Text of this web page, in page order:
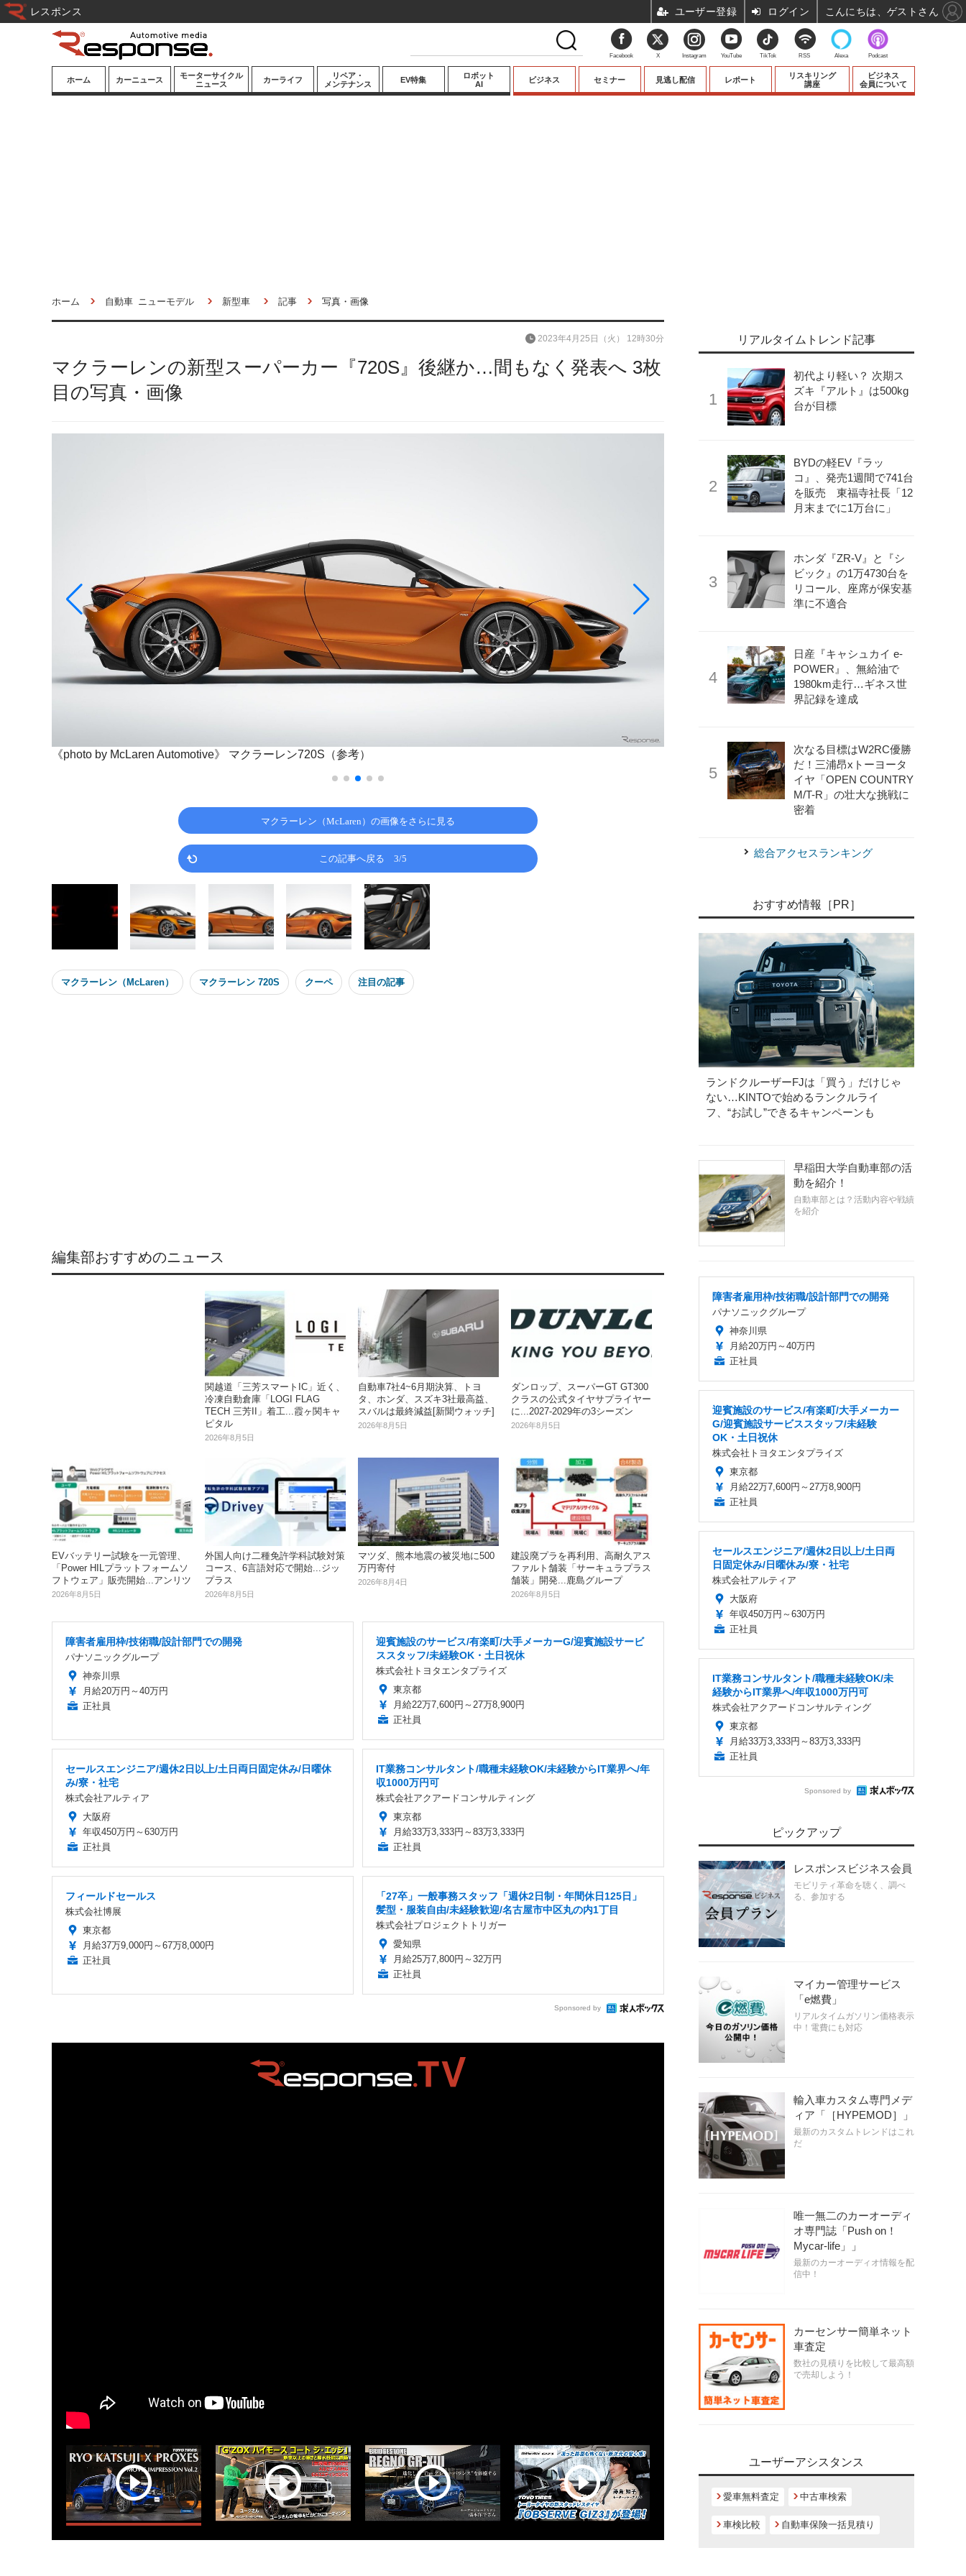
ホーム カーニュース
モーターサイクル
ニュース
カーライフ
リペア・
メンテナンス
EV特集
ロボット
AI
ビジネス セミナー 見逃し配信 レポート
リスキリング
講座
ビジネス
会員について
ホーム 自動車 ニューモデル 新型車 記事 写真・画像
マクラーレンの新型スーパーカー『720S』後継か…間もなく発表へ 3枚
目の写真・画像
2023年4月25日（火） 12時30分
《photo by McLaren Automotive》 マクラーレン720S（参考）
《photo by McLaren Automotive》 マクラーレン720S（参
マクラーレン（McLaren）の画像をさらに見る
この記事へ戻る 3/5
マクラーレン（McLaren） マクラーレン 720S クーペ 注目の記事
編集部おすすめのニュース
関越道「三芳スマートIC」近く、
冷凍自動倉庫「LOGI FLAG
TECH 三芳II」着工...霞ヶ関キャ
ピタル
2026年8月5日
自動車7社4~6月期決算、トヨ
タ、ホンダ、スズキ3社最高益、
スバルは最終減益[新聞ウォッチ]
2026年8月5日
ダンロップ、スーパーGT GT300
クラスの公式タイヤサプライヤー
に...2027‐2029年の3シーズン
2026年8月5日
EVバッテリー試験を一元管理、
「Power HILプラットフォームソ
フトウェア」販売開始...アンリツ
2026年8月5日
外国人向け二種免許学科試験対策
コース、6言語対応で開始...ジッ
プラス
2026年8月5日
マツダ、熊本地震の被災地に500
万円寄付
2026年8月4日
建設廃プラを再利用、高耐久アス
ファルト舗装「サーキュラプラス
舗装」開発...鹿島グループ
2026年8月5日
障害者雇用枠/技術職/設計部門での開発
パナソニックグループ
神奈川県
月給20万円～40万円
正社員
迎賓施設のサービス/有楽町/大手メーカーG/迎賓施設サービ
ススタッフ/未経験OK・土日祝休
株式会社トヨタエンタプライズ
東京都
月給22万7,600円～27万8,900円
正社員
セールスエンジニア/週休2日以上/土日両日固定休み/日曜休
み/寮・社宅
株式会社アルティア
大阪府
年収450万円～630万円
正社員
IT業務コンサルタント/職種未経験OK/未経験からIT業界へ/年
収1000万円可
株式会社アクアードコンサルティング
東京都
月給33万3,333円～83万3,333円
正社員
フィールドセールス
株式会社博展
東京都
月給37万9,000円～67万8,000円
正社員
「27卒」一般事務スタッフ「週休2日制・年間休日125日」
髪型・服装自由/未経験歓迎/名古屋市中区丸の内1丁目
株式会社プロジェクトトリガー
愛知県
月給25万7,800円～32万円
正社員
Sponsored by
リアルタイムトレンド記事
初代より軽い？ 次期ス
ズキ『アルト』は500kg
台が目標
BYDの軽EV『ラッ
コ』、発売1週間で741台
を販売 東福寺社長「12
月末までに1万台に」
ホンダ『ZR-V』と『シ
ビック』の1万4730台を
リコール、座席が保安基
準に不適合
日産『キャシュカイ e-
POWER』、無給油で
1980km走行…ギネス世
界記録を達成
次なる目標はW2RC優勝
だ！三浦昂xトーヨータ
イヤ「OPEN COUNTRY
M/T-R」の壮大な挑戦に
密着
総合アクセスランキング
おすすめ情報［PR］
ランドクルーザーFJは「買う」だけじゃ
ない…KINTOで始めるランクルライ
フ、“お試し”できるキャンペーンも
早稲田大学自動車部の活
動を紹介！
自動車部とは？活動内容や戦績
を紹介
障害者雇用枠/技術職/設計部門での開発
パナソニックグループ
神奈川県
月給20万円～40万円
正社員
迎賓施設のサービス/有楽町/大手メーカー
G/迎賓施設サービススタッフ/未経験
OK・土日祝休
株式会社トヨタエンタプライズ
東京都
月給22万7,600円～27万8,900円
正社員
セールスエンジニア/週休2日以上/土日両
日固定休み/日曜休み/寮・社宅
株式会社アルティア
大阪府
年収450万円～630万円
正社員
IT業務コンサルタント/職種未経験OK/未
経験からIT業界へ/年収1000万円可
株式会社アクアードコンサルティング
東京都
月給33万3,333円～83万3,333円
正社員
Sponsored by
ピックアップ
レスポンスビジネス会員
モビリティ革命を聴く、調べ
る、参加する
マイカー管理サービス
「e燃費」
リアルタイムガソリン価格表示
中！電費にも対応
輸入車カスタム専門メデ
ィア「［HYPEMOD］」
最新のカスタムトレンドはこれ
だ
唯一無二のカーオーディ
オ専門誌「Push on！
Mycar-life」」
最新のカーオーディオ情報を配
信中！
カーセンサー簡単ネット
車査定
数社の見積りを比較して最高額
で売却しよう！
ユーザーアシスタンス
愛車無料査定 中古車検索
車検比較 自動車保険一括見積り
Facebook X Instagram YouTube TikTok RSS Alexa Podcast
レスポンス ユーザー登録 ログイン こんにちは、ゲストさん